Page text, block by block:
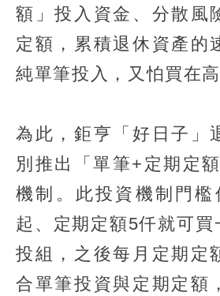
額」投入資金、分散風
定額，累積退休資產的
純單筆投入，又怕買在高
為此，鉅亨「好日子」
別推出「單筆+定期定
機制。此投資機制門檻
起、定期定額5仟就可買
投組，之後每月定期定
合單筆投資與定期定額